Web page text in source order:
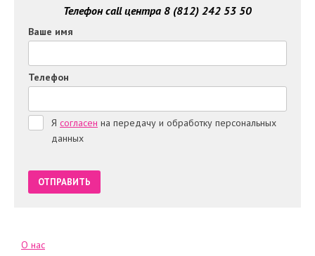
О нас
Телефон call центра 8 (812) 242 53 50
Ваше имя
Телефон
Я согласен на передачу и обработку персональных
данных